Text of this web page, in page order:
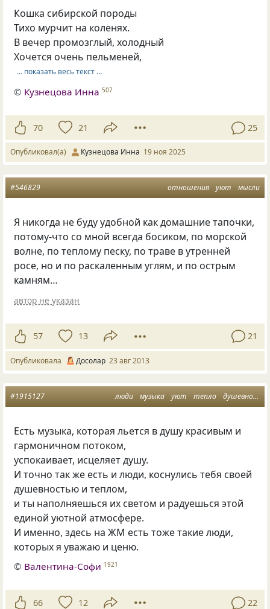
Кошка сибирской породы
Тихо мурчит на коленях.
В вечер промозглый, холодный
Хочется очень пельменей,
… показать весь текст …
© Кузнецова Инна 507
70 21 25
Опубликовал(а) Кузнецова Инна 19 ноя 2025
отношения уют мысли
#546829
Я никогда не буду удобной как домашние тапочки,
потому-что со мной всегда босиком, по морской
волне, по теплому песку, по траве в утренней
росе, но и по раскаленным углям, и по острым
камням…
автор не указан
57 13 21
Опубликовала Досолар 23 авг 2013
люди музыка уют тепло душевность
#1915127
Есть музыка, которая льется в душу красивым и
гармоничном потоком,
успокаивает, исцеляет душу.
И точно так же есть и люди, коснулись тебя своей
душевностью и теплом,
и ты наполняешься их светом и радуешься этой
единой уютной атмосфере.
И именно, здесь на ЖМ есть тоже такие люди,
которых я уважаю и ценю.
© Валентина-Софи 1921
66 12 22